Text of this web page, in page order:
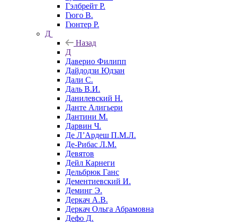
Гэлбрейт Р.
Гюго В.
Гюнтер Р.
Д
Назад
Д
Даверио Филипп
Дайдодзи Юдзан
Дали С.
Даль В.И.
Данилевский Н.
Данте Алигьери
Дантини М.
Дарвин Ч.
Де Л’Ардеш П.М.Л.
Де-Рибас Л.М.
Девятов
Дейл Карнеги
Дельбрюк Ганс
Дементиевский И.
Деминг Э.
Деркач А.В.
Деркач Ольга Абрамовна
Дефо Д.